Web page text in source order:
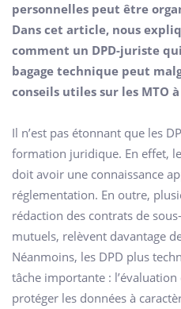
personnelles peut être
Dans cet article, nous
comment un DPD-juriste
bagage technique peut
conseils utiles sur les MTO
Il n’est pas étonnant que les
formation juridique. En effet,
doit avoir une connaissance
réglementation. En outre,
rédaction des contrats de
mutuels, relèvent davantage
Néanmoins, les DPD plus
tâche importante :
protéger les données à